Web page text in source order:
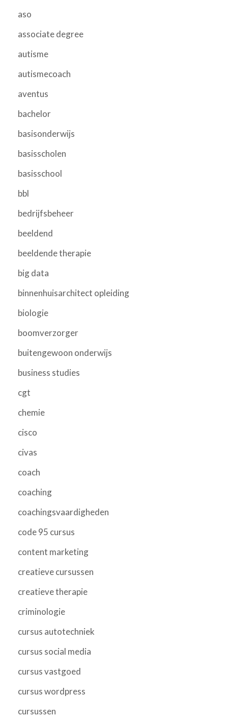
aso
associate degree
autisme
autismecoach
aventus
bachelor
basisonderwijs
basisscholen
basisschool
bbl
bedrijfsbeheer
beeldend
beeldende therapie
big data
binnenhuisarchitect opleiding
biologie
boomverzorger
buitengewoon onderwijs
business studies
cgt
chemie
cisco
civas
coach
coaching
coachingsvaardigheden
code 95 cursus
content marketing
creatieve cursussen
creatieve therapie
criminologie
cursus autotechniek
cursus social media
cursus vastgoed
cursus wordpress
cursussen